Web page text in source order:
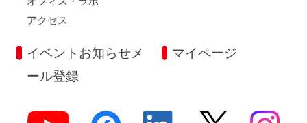
アクセス
イベントお知らせメ
ール登録
マイページ